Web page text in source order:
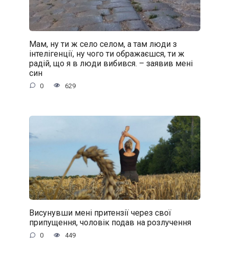
Мам, ну ти ж село селом, а там люди з
інтелігенції, ну чого ти ображаєшся, ти ж
радій, що я в люди вибився. – заявив мені
син
0 629
Висунувши мені притензії через свої
припущення, чоловік подав на розлучення
0 449